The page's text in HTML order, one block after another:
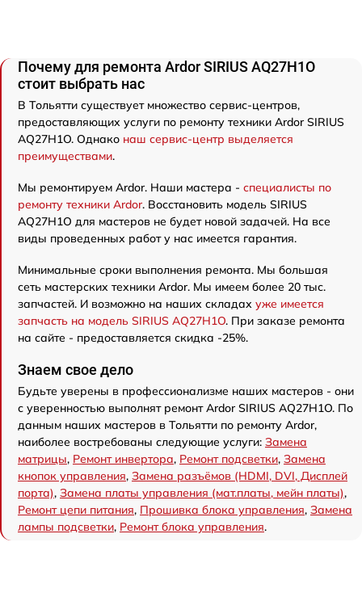
Почему для ремонта Ardor SIRIUS AQ27H1O
стоит выбрать нас
В Тольятти существует множество сервис-центров,
предоставляющих услуги по ремонту техники Ardor SIRIUS
AQ27H1O. Однако наш сервис-центр выделяется
преимуществами.
Мы ремонтируем Ardor. Наши мастера - специалисты по
ремонту техники Ardor. Восстановить модель SIRIUS
AQ27H1O для мастеров не будет новой задачей. На все
виды проведенных работ у нас имеется гарантия.
Минимальные сроки выполнения ремонта. Мы большая
сеть мастерских техники Ardor. Мы имеем более 20 тыс.
запчастей. И возможно на наших складах уже имеется
запчасть на модель SIRIUS AQ27H1O. При заказе ремонта
на сайте - предоставляется скидка -25%.
Знаем свое дело
Будьте уверены в профессионализме наших мастеров - они
с уверенностью выполнят ремонт Ardor SIRIUS AQ27H1O. По
данным наших мастеров в Тольятти по ремонту Ardor,
наиболее востребованы следующие услуги: Замена
матрицы, Ремонт инвертора, Ремонт подсветки, Замена
кнопок управления, Замена разъёмов (HDMI, DVI, Дисплей
порта), Замена платы управления (мат.платы, мейн платы),
Ремонт цепи питания, Прошивка блока управления, Замена
лампы подсветки, Ремонт блока управления.